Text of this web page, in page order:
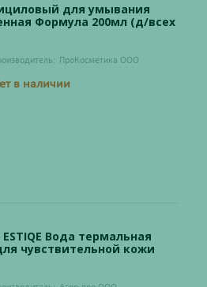
для умывания
Формула 200мл (д/всех
ПроКосметика ООО
в наличии
Вода термальная
чувствительной кожи